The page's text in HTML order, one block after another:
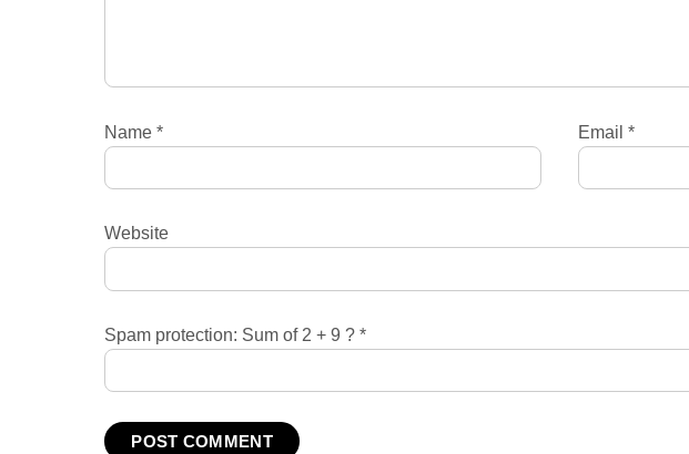
Name * Email*
Website
Spam protection: Sum of 2 + 9 ? *